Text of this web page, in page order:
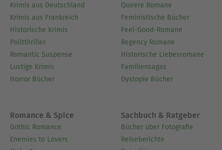
Krimis aus Deutschland
Krimis aus Frankreich
Historische Krimis
Politthriller
Romantic Suspense
Lustige Krimis
Horror Bücher
Queere Romane
Feministische Bücher
Feel-Good-Romane
Regency Romane
Historische Liebesromane
Familiensagas
Dystopie Bücher
Romance & Spice
Gothic Romance
Enemies to Lovers
Sachbuch & Ratgeber
Bücher über Fotografie
Reiseberichte